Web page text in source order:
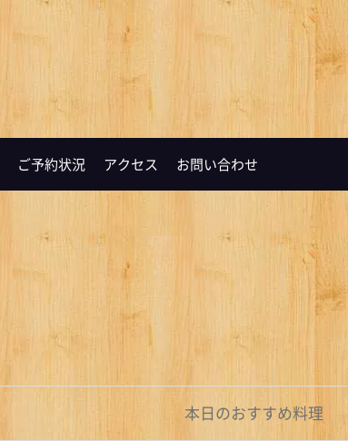
ご予約状況 アクセス お問い合わせ
本日のおすすめ料理